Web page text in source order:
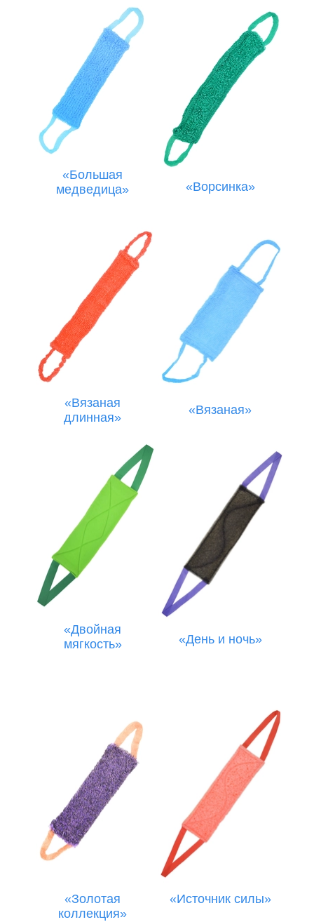
«Большая
медведица»
«Ворсинка»
«Вязаная
длинная»
«Вязаная»
«Двойная
мягкость»
«День и ночь»
«Золотая
коллекция»
«Источник силы»